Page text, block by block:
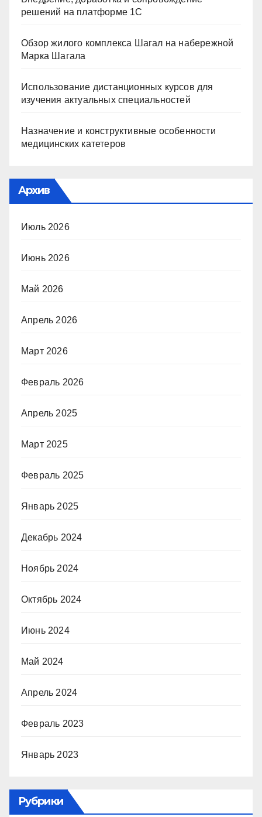
решений на платформе 1С
Обзор жилого комплекса Шагал на набережной
Марка Шагала
Использование дистанционных курсов для
изучения актуальных специальностей
Назначение и конструктивные особенности
медицинских катетеров
Архив
Июль 2026
Июнь 2026
Май 2026
Апрель 2026
Март 2026
Февраль 2026
Апрель 2025
Март 2025
Февраль 2025
Январь 2025
Декабрь 2024
Ноябрь 2024
Октябрь 2024
Июнь 2024
Май 2024
Апрель 2024
Февраль 2023
Январь 2023
Рубрики